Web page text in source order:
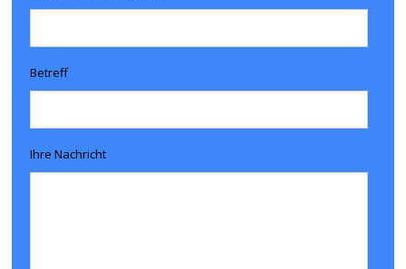
Betreff
Ihre Nachricht